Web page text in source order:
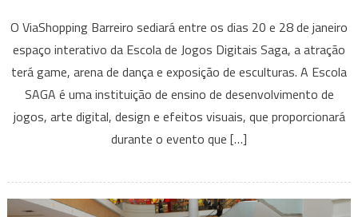
Interativo
Saga
O ViaShopping Barreiro sediará entre os dias 20 e 28 de janeiro
espaço interativo da Escola de Jogos Digitais Saga, a atração
terá game, arena de dança e exposição de esculturas. A Escola
SAGA é uma instituição de ensino de desenvolvimento de
jogos, arte digital, design e efeitos visuais, que proporcionará
durante o evento que […]